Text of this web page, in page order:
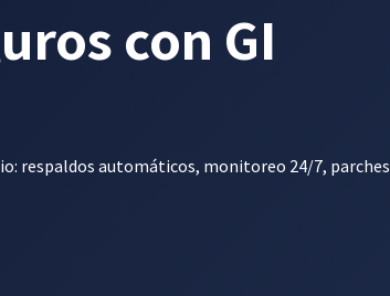
con GI
respaldos automáticos, monitoreo 24/7, parches